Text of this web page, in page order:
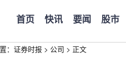
首页 快讯 要闻 股市
： 证券时报 > 公司 > 正文